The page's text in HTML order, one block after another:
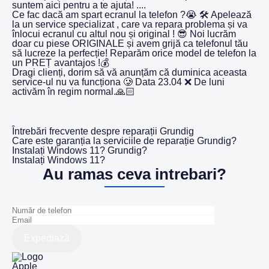
suntem aici pentru a te ajuta! ....
Ce fac dacă am spart ecranul la telefon ?😭 🛠️ Apelează
la un service specializat , care va repara problema și va
înlocui ecranul cu altul nou și original ! 😎 Noi lucrăm
doar cu piese ORIGINALE și avem grijă ca telefonul tău
să lucreze la perfecție! Reparăm orice model de telefon la
un PREȚ avantajos !💰
Dragi clienți, dorim să vă anunțăm că duminica aceasta
service-ul nu va funcționa 🥲 Data 23.04 ❌ De luni
activăm în regim normal.🙏🏻
Întrebări frecvente despre reparații Grundig
Care este garanția la serviciile de reparație Grundig?
Instalați Windows 11? Grundig?
Instalați Windows 11?
Au ramas ceva intrebari?
Apple